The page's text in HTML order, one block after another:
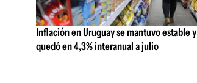
Inflación en Uruguay se mantuvo estable y
quedó en 4,3% interanual a julio